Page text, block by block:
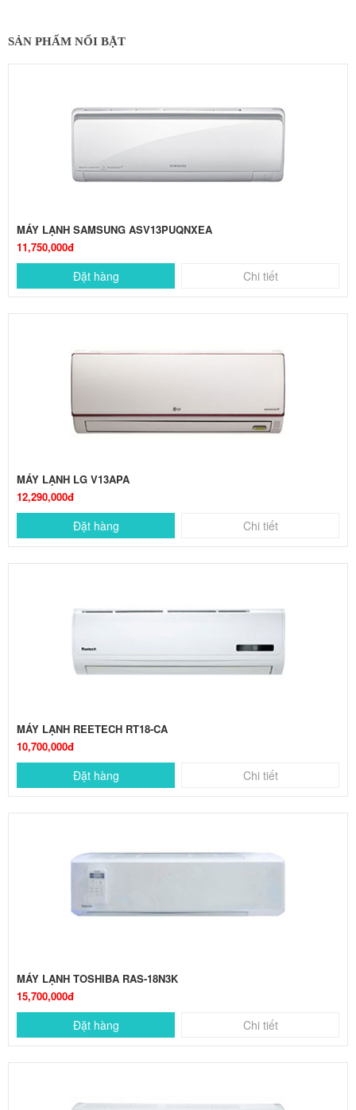
SẢN PHẨM NỔI BẬT
MÁY LẠNH SAMSUNG ASV13PUQNXEA
11,750,000đ
Chi tiết
Đặt hàng
MÁY LẠNH LG V13APA
12,290,000đ
Chi tiết
Đặt hàng
MÁY LẠNH REETECH RT18-CA
10,700,000đ
Chi tiết
Đặt hàng
MÁY LẠNH TOSHIBA RAS-18N3K
15,700,000đ
Chi tiết
Đặt hàng